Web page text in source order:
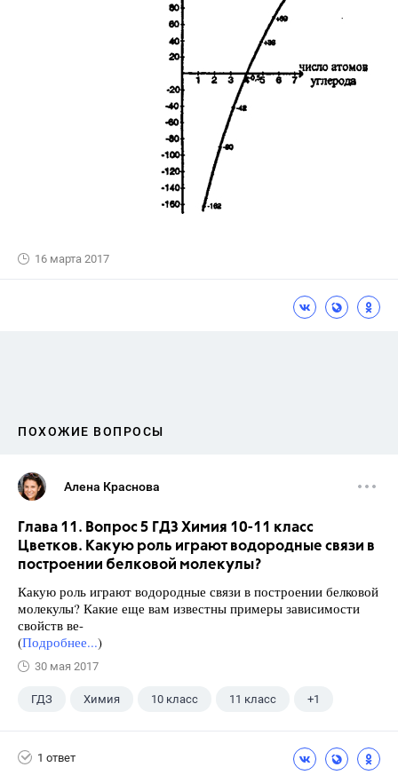
16 марта 2017
ПОХОЖИЕ ВОПРОСЫ
Алена Краснова
Глава 11. Вопрос 5 ГДЗ Химия 10-11 класс
Цветков. Какую роль играют водородные связи в
построении белковой молекулы?
Какую роль играют водородные связи в построении белковой
молекулы? Какие еще вам известны примеры зависимости
свойств ве-
(Подробнее...)
30 мая 2017
ГДЗ Химия 10 класс 11 класс +1
1 ответ